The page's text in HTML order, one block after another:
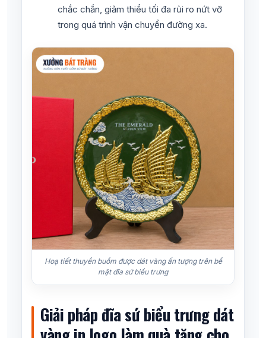
chắc chắn, giảm thiểu tối đa rủi ro nứt vỡ
trong quá trình vận chuyển đường xa.
Hoạ tiết thuyền buồm được dát vàng ấn tượng trên bề
mặt đĩa sứ biểu trưng
Giải pháp đĩa sứ biểu trưng dát